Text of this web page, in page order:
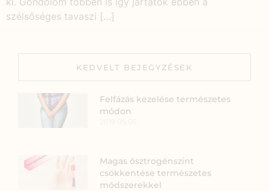
szélsőséges tavaszi […]
KEDVELT BEJEGYZÉSEK
Felfázás kezelése természetes
módon
Magas ösztrogénszint
csökkentése természetes
módszerekkel